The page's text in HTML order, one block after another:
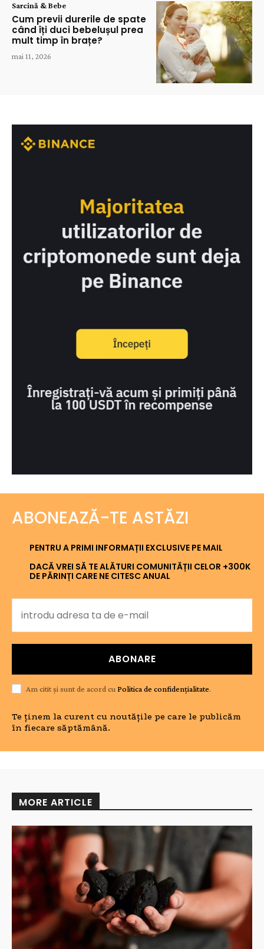
Sarcină & Bebe
Cum previi durerile de spate
când îți duci bebelușul prea
mult timp în brațe?
mai 11, 2026
ABONEAZĂ-TE ASTĂZI
PENTRU A PRIMI INFORMAȚII EXCLUSIVE PE MAIL
DACĂ VREI SĂ TE ALĂTURI COMUNITĂȚII CELOR +300K
DE PĂRINȚI CARE NE CITESC ANUAL
ABONARE
Am citit și sunt de acord cu Politica de confidențialitate.
Te ținem la curent cu noutățile pe care le publicăm
în fiecare săptămână.
MORE ARTICLE